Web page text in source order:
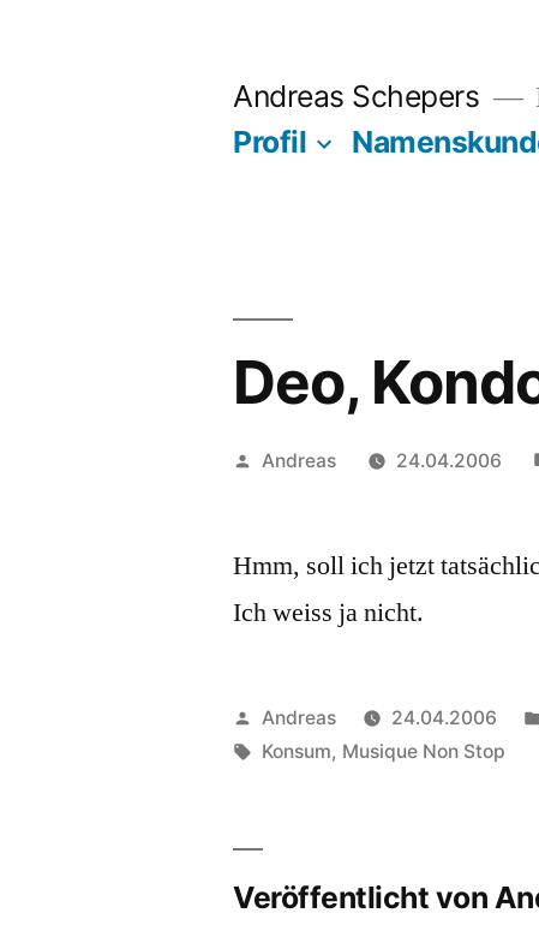
Andreas Schepers
Profil
Deo,
Veröffentlicht
Andreas 24.04.2006
Hmm, soll ich jetzt
Ich weiss ja nicht.
Veröffentlicht
von
Andreas 24.04.2006
Schlagwörter:
Konsum, Musique Non Stop
Veröffentlicht von